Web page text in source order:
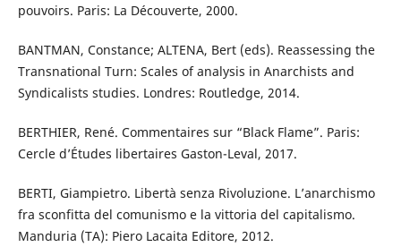
pouvoirs. Paris: La Découverte, 2000.
BANTMAN, Constance; ALTENA, Bert (eds). Reassessing the
Transnational Turn: Scales of analysis in Anarchists and
Syndicalists studies. Londres: Routledge, 2014.
BERTHIER, René. Commentaires sur “Black Flame”. Paris:
Cercle d’Études libertaires Gaston-Leval, 2017.
BERTI, Giampietro. Libertà senza Rivoluzione. L’anarchismo
fra sconfitta del comunismo e la vittoria del capitalismo.
Manduria (TA): Piero Lacaita Editore, 2012.